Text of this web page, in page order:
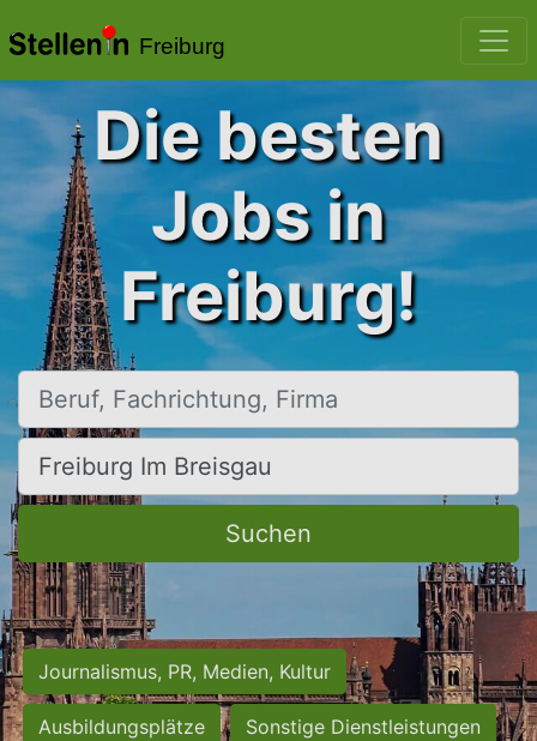
Freiburg
Die besten
Jobs in
Freiburg!
Beruf, Fachrichtung, Firma
Ort, Stadt
Suchen
Journalismus, PR, Medien, Kultur
Ausbildungsplätze Sonstige Dienstleistungen